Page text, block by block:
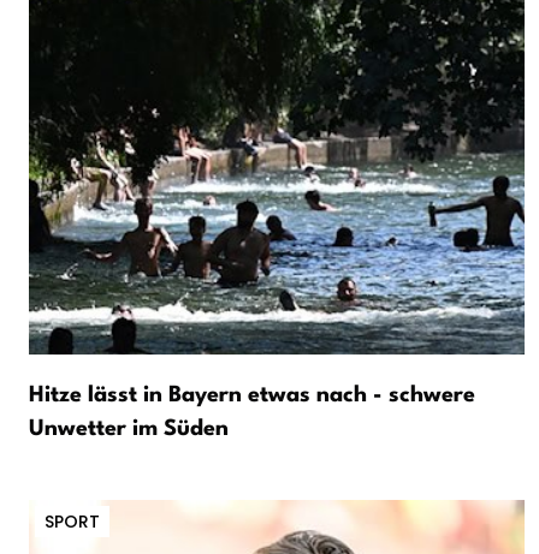
Hitze lässt in Bayern etwas nach - schwere
Unwetter im Süden
SPORT